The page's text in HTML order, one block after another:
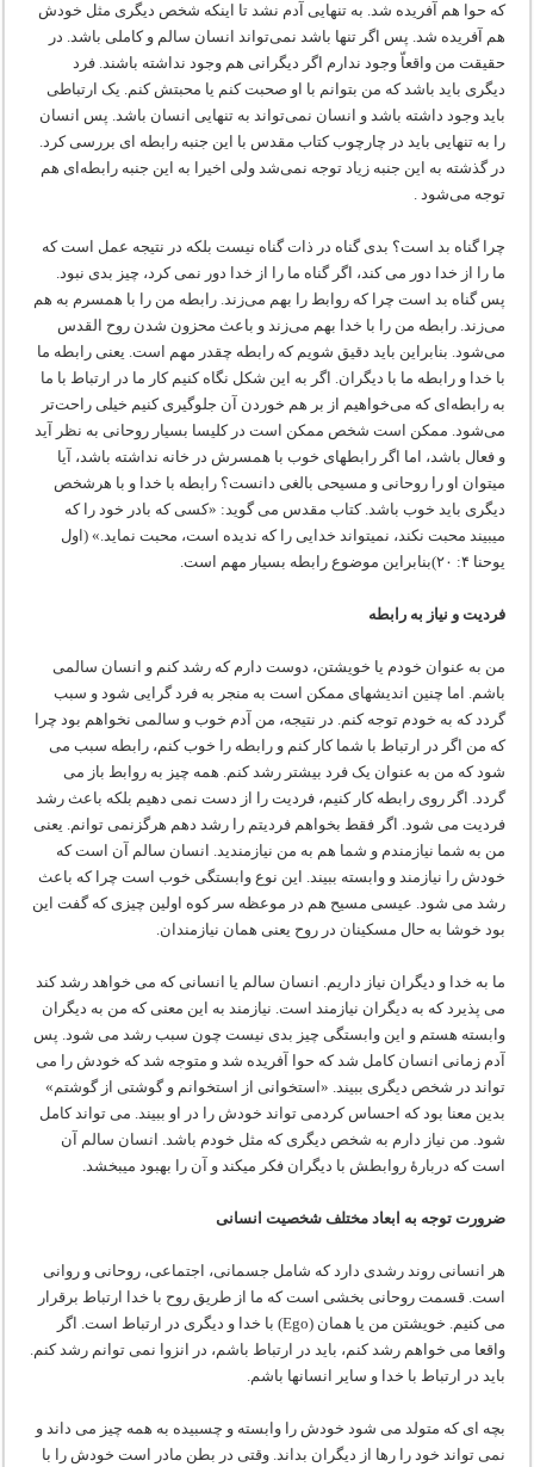
که حوا هم آفریده شد. به تنهایی آدم نشد تا اینکه شخص دیگری مثل خودش
هم آفریده شد. پس اگر تنها باشد نمی‌تواند انسان سالم و کاملی باشد. در
حقیقت من واقعاّ وجود ندارم اگر دیگرانی هم وجود نداشته باشند. فرد
دیگری باید باشد که من بتوانم با او صحبت کنم یا محبتش کنم. یک ارتباطی
باید وجود داشته باشد و انسان نمی‌تواند به تنهایی انسان باشد. پس انسان
را به تنهایی باید در چارچوب کتاب مقدس با این جنبه رابطه ای بررسی کرد.
در گذشته به این جنبه زیاد توجه نمی‌شد ولی اخیرا به این جنبه رابطه‌ای هم
توجه می‌شود .
چرا گناه بد است؟ بدی گناه در ذات گناه نیست بلکه در نتیجه عمل است که
ما را از خدا دور می کند، اگر گناه ما را از خدا دور نمی کرد، چیز بدی نبود.
پس گناه بد است چرا که روابط را بهم می‌زند. رابطه من را با همسرم به هم
می‌زند. رابطه من را با خدا بهم می‌زند و باعث محزون شدن روح القدس
می‌شود. بنابراین باید دقیق شویم که رابطه چقدر مهم است. یعنی رابطه ما
با خدا و رابطه ما با دیگران. اگر به این شکل نگاه کنیم کار ما در ارتباط با ما
به رابطه‌ای که می‌خواهیم از بر هم خوردن آن جلوگیری کنیم خیلی راحت‌تر
می‌شود. ممکن است شخص ممکن است در کلیسا بسیار روحانی به نظر آید
و فعال باشد، اما اگر رابطه‏ای خوب با همسرش در خانه نداشته باشد، آیا
می‏توان او را روحانی و مسیحی بالغی دانست؟ رابطه با خدا و با هرشخص
دیگری باید خوب باشد. کتاب مقدس می گوید: «کسی که بادر خود را که
می‏بیند محبت نکند، نمی‏تواند خدایی را که ندیده است، محبت نماید.» (اول
یوحنا ۴: ۲۰)بنابراین موضوع رابطه بسیار مهم است.
فردیت و نیاز به رابطه
من به عنوان خودم یا خویشتن، دوست دارم که رشد کنم و انسان سالمی
باشم. اما چنین اندیشه‏ای ممکن است به منجر به فرد گرایی شود و سبب
گردد که به خودم توجه کنم. در نتیجه، من آدم خوب و سالمی نخواهم بود چرا
که من اگر در ارتباط با شما کار کنم و رابطه را خوب کنم، رابطه سبب می
شود که من به عنوان یک فرد بیشتر رشد کنم. همه چیز به روابط باز می
گردد. اگر روی رابطه کار کنیم، فردیت را از دست نمی دهیم بلکه باعث رشد
فردیت می شود. اگر فقط بخواهم فردیتم را رشد دهم هرگزنمی توانم. یعنی
من به شما نیازمندم و شما هم به من نیازمندید. انسان سالم آن است که
خودش را نیازمند و وابسته ببیند. این نوع وابستگی خوب است چرا که باعث
رشد می شود. عیسی مسیح هم در موعظه سر کوه اولین چیزی که گفت این
بود خوشا به حال مسکینان در روح یعنی همان نیازمندان.
ما به خدا و دیگران نیاز داریم. انسان سالم یا انسانی که می خواهد رشد کند
می پذیرد که به دیگران نیازمند است. نیازمند به این معنی که من به دیگران
وابسته هستم و این وابستگی چیز بدی نیست چون سبب رشد می شود. پس
آدم زمانی انسان کامل شد که حوا آفریده شد و متوجه شد که خودش را می
تواند در شخص دیگری ببیند. «استخوانی از استخوانم و گوشتی از گوشتم»
بدین معنا بود که احساس کردمی تواند خودش را در او ببیند. می تواند کامل
شود. من نیاز دارم به شخص دیگری که مثل خودم باشد. انسان سالم آن
است که دربارۀ روابطش با دیگران فکر می‏کند و آن را بهبود می‏بخشد.
ضرورت توجه به ابعاد مختلف شخصیت انسانی
هر انسانی روند رشدی دارد که شامل جسمانی، اجتماعی، روحانی و روانی
است. قسمت روحانی بخشی است که ما از طریق روح با خدا ارتباط برقرار
می کنیم. خویشتن من یا همان (Ego) با خدا و دیگری در ارتباط است. اگر
واقعا می خواهم رشد کنم، باید در ارتباط باشم، در انزوا نمی توانم رشد کنم.
باید در ارتباط با خدا و سایر انسانها باشم.
بچه ای که متولد می شود خودش را وابسته و چسبیده به همه چیز می داند و
نمی تواند خود را رها از دیگران بداند. وقتی در بطن مادر است خودش را با